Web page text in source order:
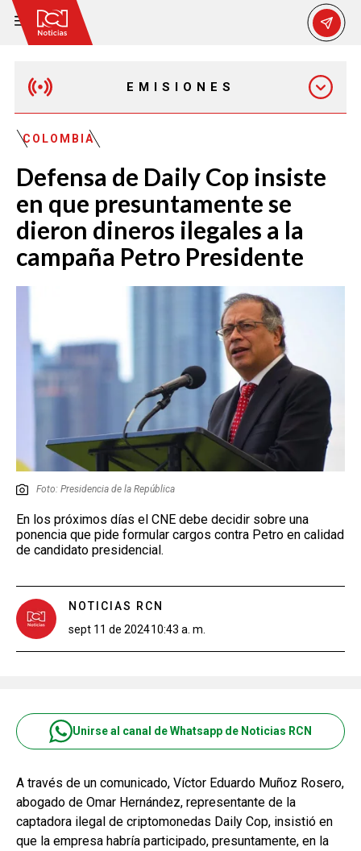
EMISIONES
EMISIÓN 7:00 PM
COLOMBIA
Defensa de Daily Cop insiste
en que presuntamente se
dieron dineros ilegales a la
campaña Petro Presidente
Foto: Presidencia de la República
En los próximos días el CNE debe decidir sobre una
ponencia que pide formular cargos contra Petro en calidad
de candidato presidencial.
NOTICIAS RCN
sept 11 de 202410:43 a. m.
Unirse al canal de Whatsapp de Noticias RCN
A través de un comunicado, Víctor Eduardo Muñoz Rosero,
abogado de Omar Hernández, representante de la
captadora ilegal de criptomonedas Daily Cop, insistió en
que la empresa habría participado, presuntamente, en la